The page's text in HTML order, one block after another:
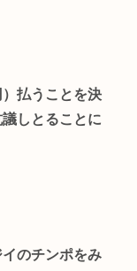
払うことを決
しとることに
のチンポをみ